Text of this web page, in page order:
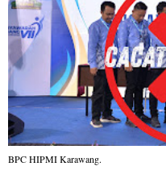
BPC HIPMI Karawang.